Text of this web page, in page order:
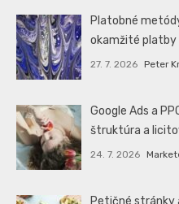
Platobné
okamžité platby
27. 7. 2026 Peter
Google Ads a
štruktúra a
24. 7. 2026